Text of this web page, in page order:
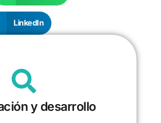
LinkedIn
y desarrollo